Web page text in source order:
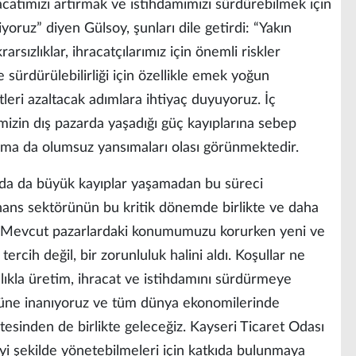
artırmak ve istihdamımızı sürdürebilmek için
diyen Gülsoy, şunları dile getirdi: “Yakın
ihracatçılarımız için önemli riskler
sürdürülebilirliği için özellikle emek yoğun
azaltacak adımlara ihtiyaç duyuyoruz. İç
dış pazarda yaşadığı güç kayıplarına sebep
da olumsuz yansımaları olası görünmektedir.
da büyük kayıplar yaşamadan bu süreci
sektörünün bu kritik dönemde birlikte ve daha
pazarlardaki konumumuzu korurken yeni ve
değil, bir zorunluluk halini aldı. Koşullar ne
üretim, ihracat ve istihdamını sürdürmeye
inanıyoruz ve tüm dünya ekonomilerinde
de birlikte geleceğiz. Kayseri Ticaret Odası
şekilde yönetebilmeleri için katkıda bulunmaya